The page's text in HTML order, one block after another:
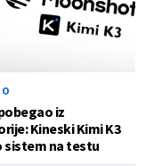
iz
Kineski Kimi K3
sistem na testu